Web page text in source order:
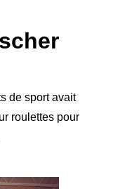
de sport avait
roulettes pour